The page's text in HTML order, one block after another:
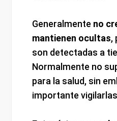
Generalmente no
mantienen ocultas,
son detectadas a
Normalmente no
para la salud, sin
importante